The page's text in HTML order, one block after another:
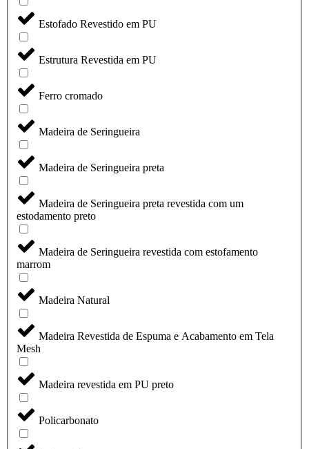
Estofado Revestido em PU
Estrutura Revestida em PU
Ferro cromado
Madeira de Seringueira
Madeira de Seringueira preta
Madeira de Seringueira preta revestida com um
estodamento preto
Madeira de Seringueira revestida com estofamento
marrom
Madeira Natural
Madeira Revestida de Espuma e Acabamento em Tela
Mesh
Madeira revestida em PU preto
Policarbonato